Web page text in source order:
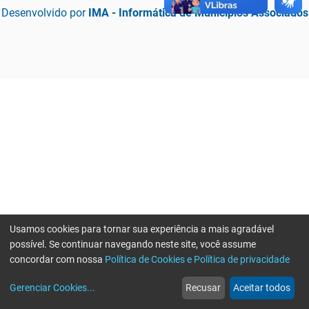
Desenvolvido por IMA - Informática de Municípios Associados
web
Notícias
more_horiz
Mais
Usamos cookies para tornar sua experiência a mais agradável
possível. Se continuar navegando neste site, você assume
concordar com nossa Política de Cookies e Política de privacidade
Gerenciar Cookies... Recusar Aceitar todos
Erro ao enviar informações, por favor tente novamente